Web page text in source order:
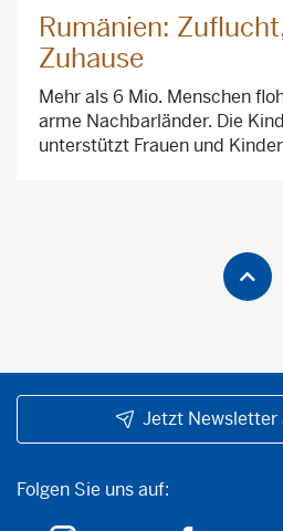
Rumänien:
Zuhause
Mehr als 6 Mio. Menschen
arme Nachbarländer. Die
unterstützt Frauen und
Jetzt Newsletter
Folgen Sie uns auf:
Folgen Sie uns auf: